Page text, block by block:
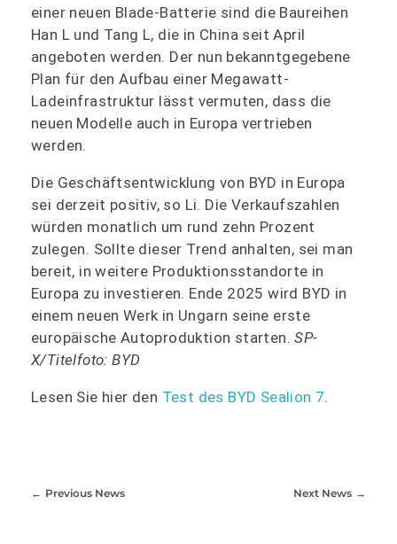
einer neuen Blade-Batterie sind die Baureihen
Han L und Tang L, die in China seit April
angeboten werden. Der nun bekanntgegebene
Plan für den Aufbau einer Megawatt-
Ladeinfrastruktur lässt vermuten, dass die
neuen Modelle auch in Europa vertrieben
werden.
Die Geschäftsentwicklung von BYD in Europa
sei derzeit positiv, so Li. Die Verkaufszahlen
würden monatlich um rund zehn Prozent
zulegen. Sollte dieser Trend anhalten, sei man
bereit, in weitere Produktionsstandorte in
Europa zu investieren. Ende 2025 wird BYD in
einem neuen Werk in Ungarn seine erste
europäische Autoproduktion starten.SP-
X/Titelfoto: BYD
Lesen Sie hier den Test des BYD Sealion 7.
Previous News Next News